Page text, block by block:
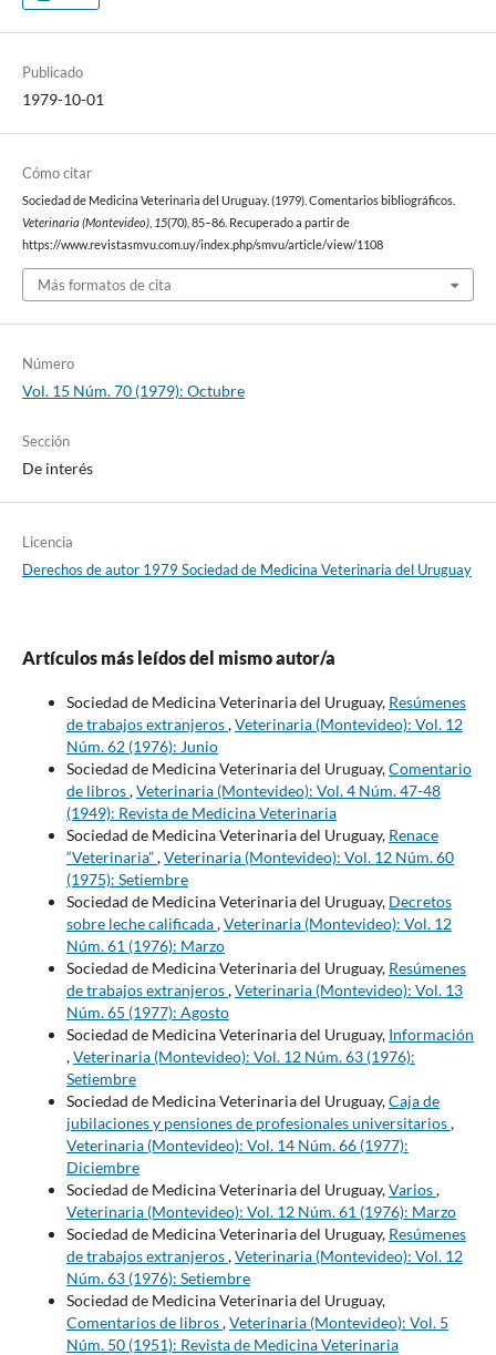
Publicado
1979-10-01
Cómo citar
Sociedad de Medicina Veterinaria del Uruguay. (1979). Comentarios bibliográficos.
Veterinaria (Montevideo), 15(70), 85–86. Recuperado a partir de
https://www.revistasmvu.com.uy/index.php/smvu/article/view/1108
Más formatos de cita
Número
Vol. 15 Núm. 70 (1979): Octubre
Sección
De interés
Licencia
Derechos de autor 1979 Sociedad de Medicina Veterinaria del Uruguay
Artículos más leídos del mismo autor/a
Sociedad de Medicina Veterinaria del Uruguay, Resúmenes
de trabajos extranjeros,Veterinaria (Montevideo): Vol. 12
Núm. 62 (1976): Junio
Sociedad de Medicina Veterinaria del Uruguay,Comentario
de libros,Veterinaria (Montevideo): Vol. 4 Núm. 47-48
(1949): Revista de Medicina Veterinaria
Sociedad de Medicina Veterinaria del Uruguay, Renace
“Veterinaria”,Veterinaria (Montevideo): Vol. 12 Núm. 60
(1975): Setiembre
Sociedad de Medicina Veterinaria del Uruguay, Decretos
sobre leche calificada,Veterinaria (Montevideo): Vol. 12
Núm. 61 (1976): Marzo
Sociedad de Medicina Veterinaria del Uruguay, Resúmenes
de trabajos extranjeros,Veterinaria (Montevideo): Vol. 13
Núm. 65 (1977): Agosto
Sociedad de Medicina Veterinaria del Uruguay, Información
,Veterinaria (Montevideo): Vol. 12 Núm. 63 (1976):
Setiembre
Sociedad de Medicina Veterinaria del Uruguay,Caja de
jubilaciones y pensiones de profesionales universitarios,
Veterinaria (Montevideo): Vol. 14 Núm. 66 (1977):
Diciembre
Sociedad de Medicina Veterinaria del Uruguay,Varios,
Veterinaria (Montevideo): Vol. 12 Núm. 61 (1976): Marzo
Sociedad de Medicina Veterinaria del Uruguay, Resúmenes
de trabajos extranjeros,Veterinaria (Montevideo): Vol. 12
Núm. 63 (1976): Setiembre
Sociedad de Medicina Veterinaria del Uruguay,
Comentarios de libros,Veterinaria (Montevideo): Vol. 5
Núm. 50 (1951): Revista de Medicina Veterinaria